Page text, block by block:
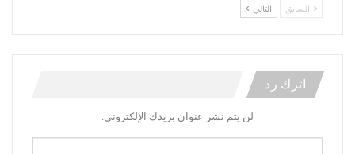
السابق التالي
اترك رد
لن يتم نشر عنوان بريدك الإلكتروني.